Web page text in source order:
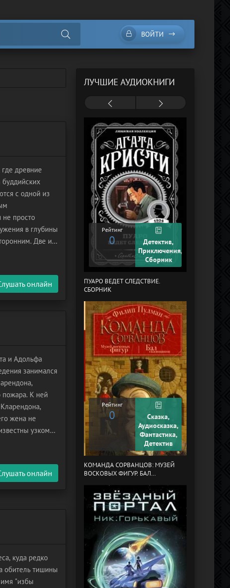
ВОЙТИ
древние
с одной из
не просто
в глубины
Две из
онлайн
и Адольфа
занимался
пожара. К ней
жена не
узкому
онлайн
куда редко
обитель тишины
имя "избы
ЛУЧШИЕ АУДИОКНИГИ
Рейтинг
0
Детектив,
Приключения,
Сборник
ПУАРО ВЕДЕТ СЛЕДСТВИЕ.
СБОРНИК
Рейтинг
0
Сказка,
Аудиосказка,
Фантастика,
Детектив
КОМАНДА СОРВАНЦОВ: МУЗЕЙ
ВОСКОВЫХ ФИГУР. БАЛ